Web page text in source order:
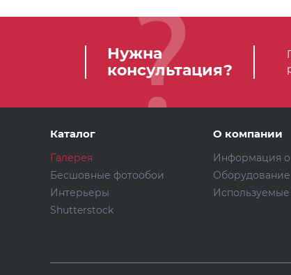
Нужна
консультация?
Каталог
Галерея
Бесшовные фотообои
Интерьеры
Shutterstock
О компании
Информация
Оборудование